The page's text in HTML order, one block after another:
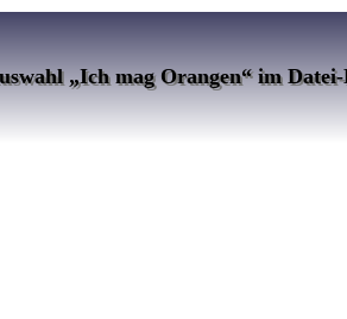
„Ich mag Orangen“ im